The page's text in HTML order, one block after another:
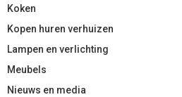
Koken
Kopen huren verhuizen
Lampen en verlichting
Meubels
Nieuws en media